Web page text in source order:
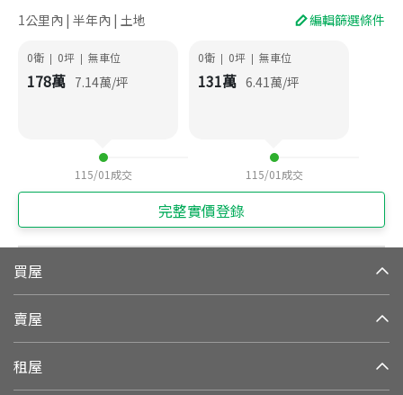
1公里內 | 半年內 | 土地 編輯篩選條件
0衛 | 0坪 | 無車位
178萬 7.14萬/坪
115/01 成交
0衛 | 0坪 | 無車位
131萬 6.41萬/坪
115/01 成交
完整實價登錄
買屋
賣屋
租屋